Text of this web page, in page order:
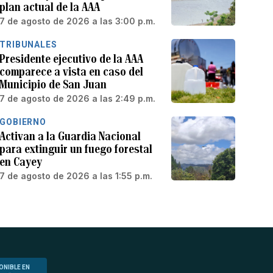
plan actual de la AAA
7 de agosto de 2026 a las 3:00 p.m.
TRIBUNALES
Presidente ejecutivo de la AAA
comparece a vista en caso del
Municipio de San Juan
7 de agosto de 2026 a las 2:49 p.m.
GOBIERNO
Activan a la Guardia Nacional
para extinguir un fuego forestal
en Cayey
7 de agosto de 2026 a las 1:55 p.m.
EN